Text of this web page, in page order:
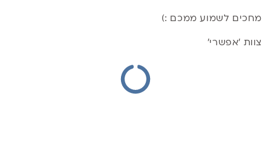
מחכים לשמוע ממכם :)
צוות 'אפשרי'